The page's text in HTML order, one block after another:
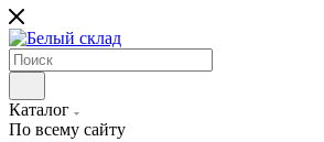
Каталог
По всему сайту